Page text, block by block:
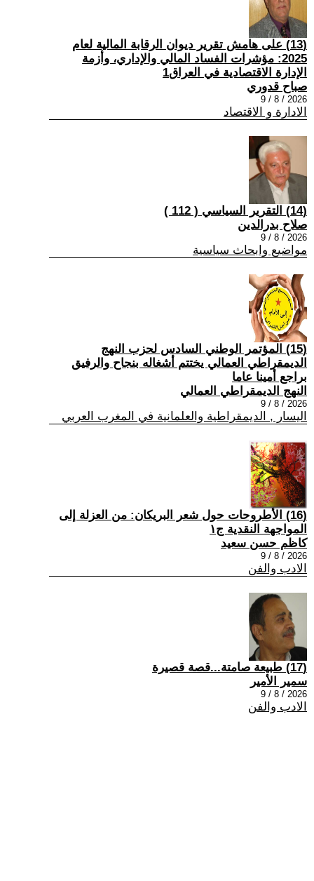
(13) على هامش تقرير ديوان الرقابة المالية لعام
2025: مؤشرات الفساد المالي والإداري، وأزمة
الإدارة الاقتصادية في العراق1
صباح قدوري
2026 / 8 / 9
الادارة و الاقتصاد
(14) التقرير السياسي ( 112 )
صلاح بدرالدين
2026 / 8 / 9
مواضيع وابحاث سياسية
(15) المؤتمر الوطني السادس لحزب النهج
الديمقراطي العمالي يختتم أشغاله بنجاح والرفيق
براجع أمينا عاما
النهج الديمقراطي العمالي
2026 / 8 / 9
اليسار , الديمقراطية والعلمانية في المغرب العربي
(16) الأطروحات حول شعر البريكان: من العزلة إلى
المواجهة النقدية ج١
كاظم حسن سعيد
2026 / 8 / 9
الادب والفن
(17) طبيعة صامتة...قصة قصيرة
سمير الأمير
2026 / 8 / 9
الادب والفن